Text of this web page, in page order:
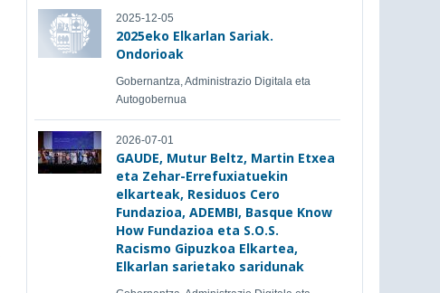
2025-12-05
2025eko Elkarlan Sariak.
Ondorioak
Gobernantza, Administrazio Digitala eta
Autogobernua
2026-07-01
GAUDE, Mutur Beltz, Martin Etxea
eta Zehar-Errefuxiatuekin
elkarteak, Residuos Cero
Fundazioa, ADEMBI, Basque Know
How Fundazioa eta S.O.S.
Racismo Gipuzkoa Elkartea,
Elkarlan sarietako saridunak